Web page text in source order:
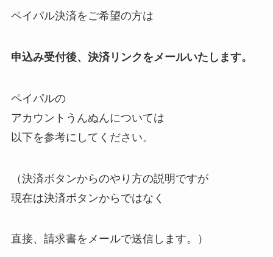
ペイパル決済をご希望の方は
申込み受付後、決済リンクをメールいたします。
ペイパルの
アカウントうんぬんについては
以下を参考にしてください。
（決済ボタンからのやり方の説明ですが
現在は決済ボタンからではなく
直接、請求書をメールで送信します。）